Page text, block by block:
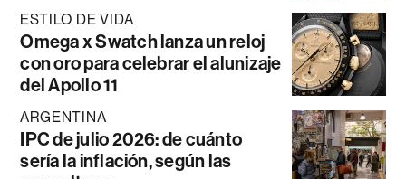
ESTILO DE VIDA
Omega x Swatch lanza un reloj
con oro para celebrar el alunizaje
del Apollo 11
ARGENTINA
IPC de julio 2026: de cuánto
sería la inflación, según las